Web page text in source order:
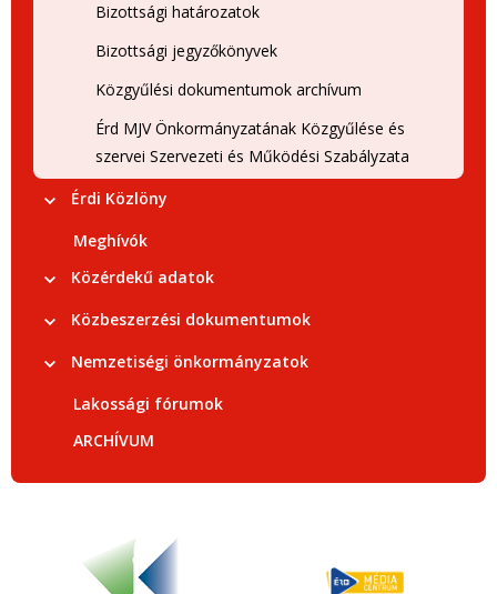
Bizottsági határozatok
Bizottsági jegyzőkönyvek
Közgyűlési dokumentumok archívum
Érd MJV Önkormányzatának Közgyűlése és
szervei Szervezeti és Működési Szabályzata
Érdi Közlöny
Meghívók
Közérdekű adatok
Közbeszerzési dokumentumok
Nemzetiségi önkormányzatok
Lakossági fórumok
ARCHÍVUM